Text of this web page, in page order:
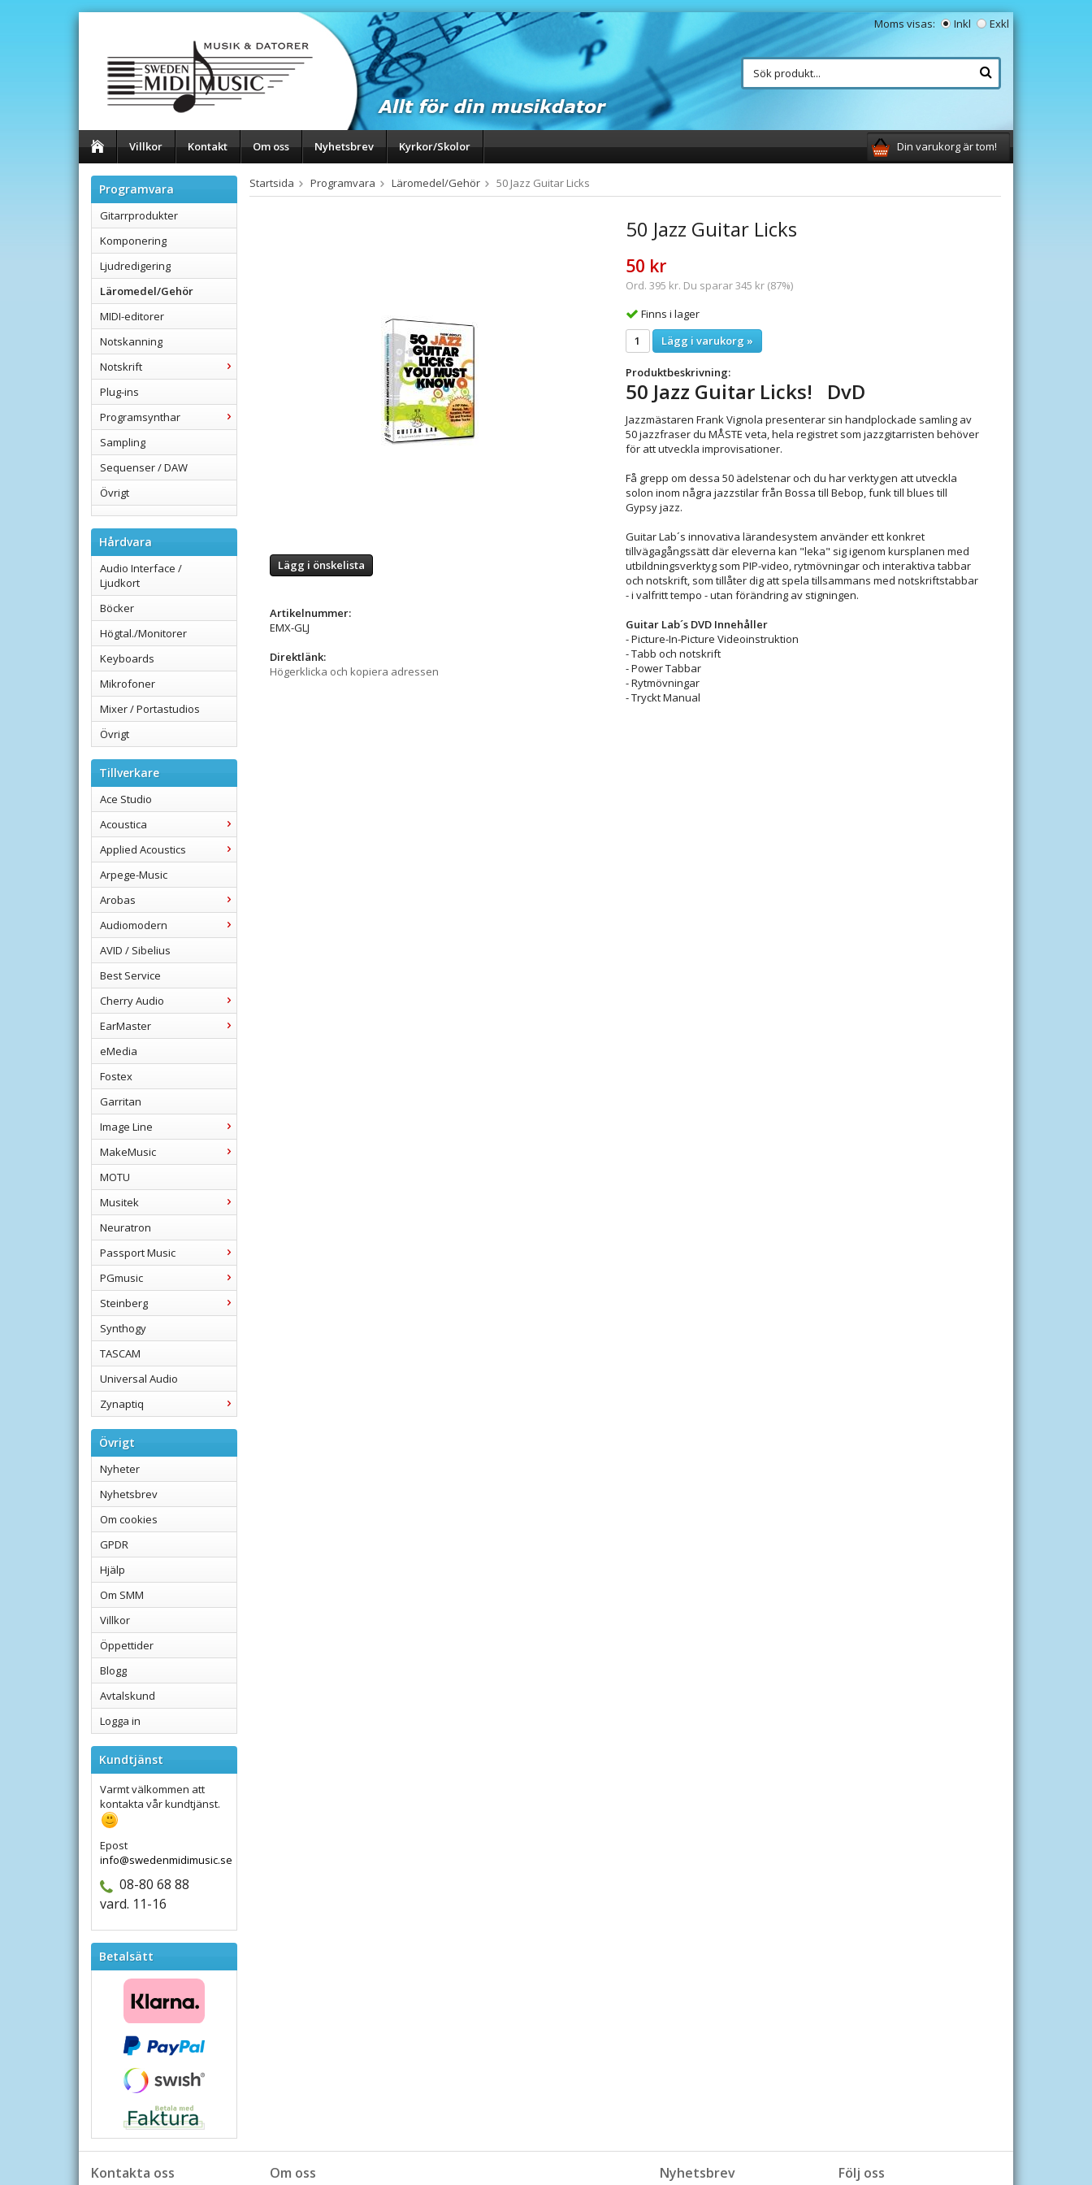
Moms visas: Inkl Exkl
Villkor Kontakt Om oss Nyhetsbrev Kyrkor/Skolor Din varukorg är tom!
Programvara
Gitarrprodukter
Komponering
Ljudredigering
Läromedel/Gehör
MIDI-editorer
Notskanning
Notskrift
Plug-ins
Programsynthar
Sampling
Sequenser / DAW
Övrigt
Hårdvara
Audio Interface /
Ljudkort
Böcker
Högtal./Monitorer
Keyboards
Mikrofoner
Mixer / Portastudios
Övrigt
Tillverkare
Ace Studio
Acoustica
Applied Acoustics
Arpege-Music
Arobas
Audiomodern
AVID / Sibelius
Best Service
Cherry Audio
EarMaster
eMedia
Fostex
Garritan
Image Line
MakeMusic
MOTU
Musitek
Neuratron
Passport Music
PGmusic
Steinberg
Synthogy
TASCAM
Universal Audio
Zynaptiq
Övrigt
Nyheter
Nyhetsbrev
Om cookies
GPDR
Hjälp
Om SMM
Villkor
Öppettider
Blogg
Avtalskund
Logga in
Kundtjänst
Varmt välkommen att
kontakta vår kundtjänst.
Epost
info@swedenmidimusic.se
08-80 68 88
vard. 11-16
Betalsätt
Startsida Programvara Läromedel/Gehör 50 Jazz Guitar Licks
50 Jazz Guitar Licks
50 kr
Ord. 395 kr. Du sparar 345 kr (87%)
Finns i lager
Lägg i varukorg »
Produktbeskrivning:
50 Jazz Guitar Licks! DvD
Jazzmästaren Frank Vignola presenterar sin handplockade samling av
50 jazzfraser du MÅSTE veta, hela registret som jazzgitarristen behöver
för att utveckla improvisationer.
Få grepp om dessa 50 ädelstenar och du har verktygen att utveckla
solon inom några jazzstilar från Bossa till Bebop, funk till blues till
Gypsy jazz.
Guitar Lab´s innovativa lärandesystem använder ett konkret
tillvägagångssätt där eleverna kan "leka" sig igenom kursplanen med
utbildningsverktyg som PIP-video, rytmövningar och interaktiva tabbar
och notskrift, som tillåter dig att spela tillsammans med notskriftstabbar
- i valfritt tempo - utan förändring av stigningen.
Guitar Lab´s DVD Innehåller
- Picture-In-Picture Videoinstruktion
- Tabb och notskrift
- Power Tabbar
- Rytmövningar
- Tryckt Manual
Lägg i önskelista
Artikelnummer:
EMX-GLJ
Direktlänk:
Högerklicka och kopiera adressen
Kontakta oss Följ oss
Nyhetsbrev
Om oss